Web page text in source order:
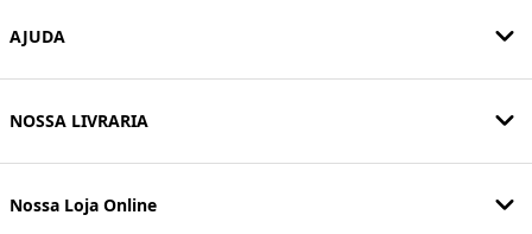
AJUDA
NOSSA LIVRARIA
Nossa Loja Online